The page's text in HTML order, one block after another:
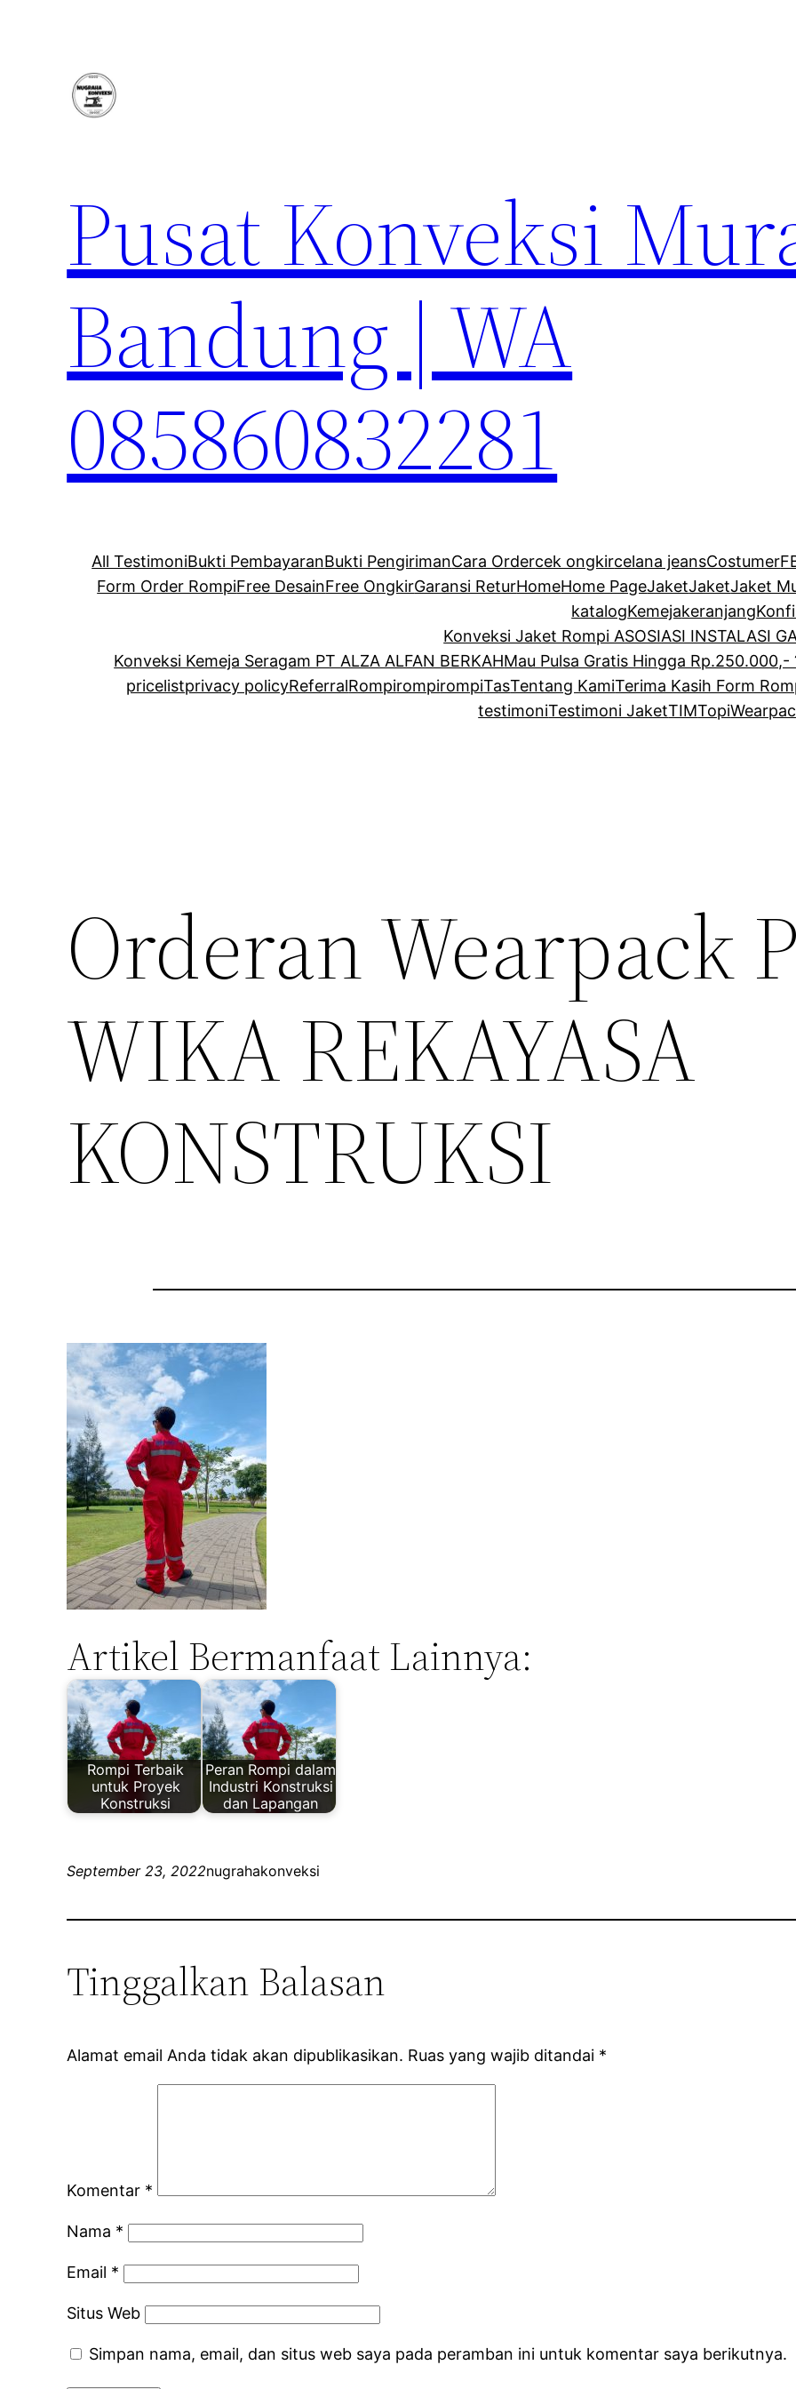
Pusat Konveksi
Bandung | WA
085860832281
All TestimoniBukti PembayaranBukti PengirimanCara Ordercek ongkircelana jeansCostumer
Form Order RompiFree DesainFree OngkirGaransi ReturHomeHome PageJaketJaketJaket
katalogKemejakeranjang
Konveksi Jaket Rompi ASOSIASI INSTALASI
Konveksi Kemeja Seragam PT ALZA ALFAN BERKAHMau Pulsa Gratis Hingga Rp.250.000,-
pricelistprivacy policyReferralRompirompirompiTasTentang KamiTerima Kasih Form
testimoniTestimoni JaketTIMTopi
Orderan Wearpack
WIKA REKAYASA
KONSTRUKSI
Artikel Bermanfaat Lainnya:
Rompi Terbaik
untuk Proyek
Konstruksi
Peran Rompi dalam
Industri Konstruksi
dan Lapangan
September 23, 2022nugrahakonveksi
Tinggalkan Balasan
Alamat email Anda tidak akan dipublikasikan. Ruas yang wajib ditandai *
Komentar *
Nama *
Email *
Situs Web
Simpan nama, email, dan situs web saya pada peramban ini untuk komentar saya berikutnya.